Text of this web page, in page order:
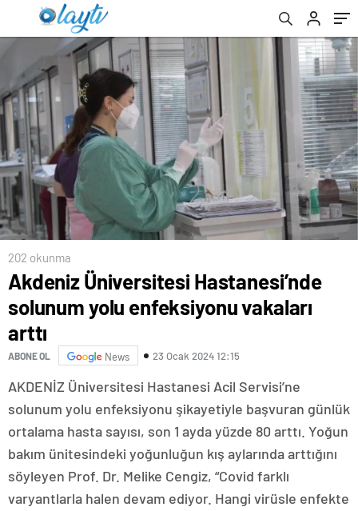
202 okunma
Akdeniz Üniversitesi Hastanesi’nde
solunum yolu enfeksiyonu vakaları
arttı
ABONE OL News 23 Ocak 2024 12:15
AKDENİZ Üniversitesi Hastanesi Acil Servisi’ne
solunum yolu enfeksiyonu şikayetiyle başvuran günlük
ortalama hasta sayısı, son 1 ayda yüzde 80 arttı. Yoğun
bakım ünitesindeki yoğunluğun kış aylarında arttığını
söyleyen Prof. Dr. Melike Cengiz, “Covid farklı
varyantlarla halen devam ediyor. Hangi virüsle enfekte